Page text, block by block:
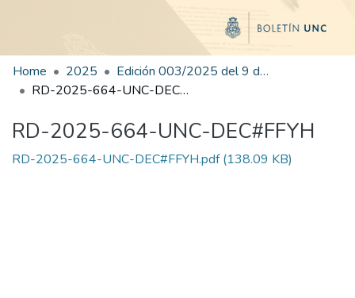
Home 2025
Edición 003/2025 del 9 de junio de 2025
RD-2025-664-UNC-DEC#FFYH
RD-2025-664-UNC-DEC#FFYH
RD-2025-664-UNC-DEC#FFYH.pdf(138.09 KB)